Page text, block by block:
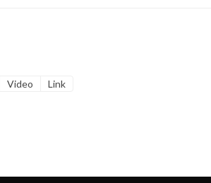
Video Link